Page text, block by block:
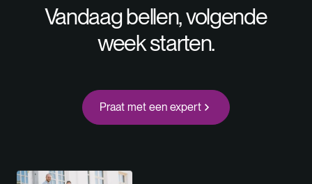
Vandaag bellen, volgende
week starten.
Praat met een expert